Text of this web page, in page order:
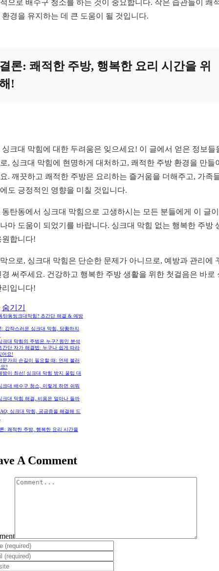
으로 배수구 청소를 하는 것이 중요합니다. 작은 습관들이 쾌
환경을 유지하는 데 큰 도움이 될 것입니다.
론: 쾌적한 주방, 행복한 요리 시간을 위
!
싱크대 막힘에 대한 두려움은 잊으세요! 이 글에서 얻은 정보들
, 싱크대 막힘에 현명하게 대처하고, 쾌적한 주방 환경을 만들
. 깨끗하고 쾌적한 주방은 요리하는 즐거움을 더해주고, 가족
도 긍정적인 영향을 미칠 것입니다.
동탄동에서 싱크대 막힘으로 고생하시는 모든 분들에게 이 글
마 도움이 되었기를 바랍니다. 싱크대 막힘 없는 행복한 주방
원합니다!
으로, 싱크대 막힘은 단순한 문제가 아니므로, 예방과 관리에
경 써주세요. 건강하고 행복한 주방 생활을 위한 첫걸음은 바로
리입니다!
숨기기
탄동씽크대막힘? 초간단 해결 & 예방
: 갑작스러운 싱크대 막힘, 당황하지
크대 막힘의 주범은 누구? 원인 분석
간단 자가 해결법: 누구나 쉽게 따라
어요!
문가의 손길이 필요할 때: 언제 불러
?
방이 최선! 싱크대 막힘 방지 꿀팁 대
크대 배수구 청소, 이렇게 하면 쉬워
크대 막힘 해결, 비용은 얼마나 들까
싱크대 막힘, 궁금증을 해결해 드
: 쾌적한 주방, 행복한 요리 시간을
A Comment